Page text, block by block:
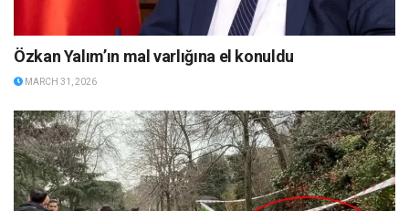
Özkan Yalım’ın mal varlığına el konuldu
MARCH 31, 2026